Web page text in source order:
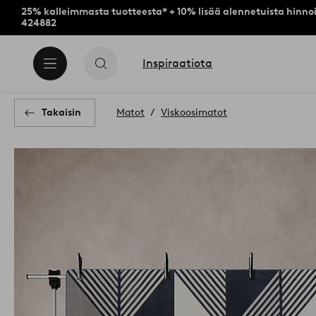
25% kalleimmasta tuotteesta* + 10% lisää alennetuista
424882
Inspiraatiota
Takaisin Matot Viskoosimatot